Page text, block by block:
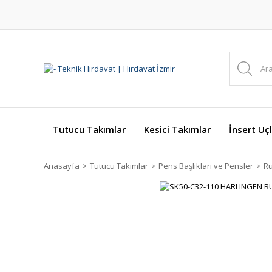
Tutucu Takımlar Kesici Takımlar İnsert
Anasayfa Tutucu Takımlar Pens Başlıkları ve Pensler